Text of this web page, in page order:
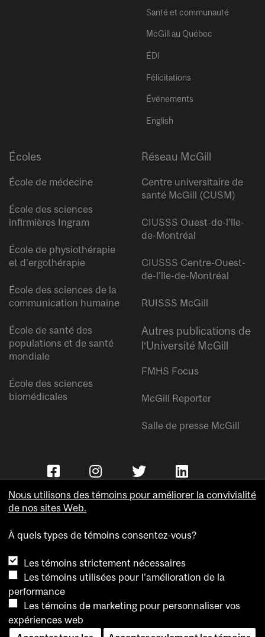
Santé et communauté
McGill au Québec
ÉDI
Félicitations
Événements
English
Écoles
École de médecine
École des sciences
infirmières Ingram
École de physiothérapie
et d’ergothérapie
École des sciences de la
communication humaine
École de santé des
populations et de santé
mondiale
École des sciences
biomédicales
Réseau McGill
Centre universitaire de
santé McGill (CUSM)
CIUSSS Ouest-de-l’île-
de-Montréal
CIUSSS Centre-Ouest-
de-l’île-de-Montréal
RUISSS McGill
Autres publications de
l’Université McGill
FMHS Focus
McGill Reporter
Salle de presse McGill
Accessibilité
Confidentialité
Avis sur les témoins
Nous utilisons des témoins pour améliorer la convivialité
de nos sites Web.
À quels types de témoins consentez-vous?
Les témoins strictement nécessaires
Les témoins utilisées pour l'amélioration de la
performance
Les témoins de marketing pour personnaliser vos
expériences web